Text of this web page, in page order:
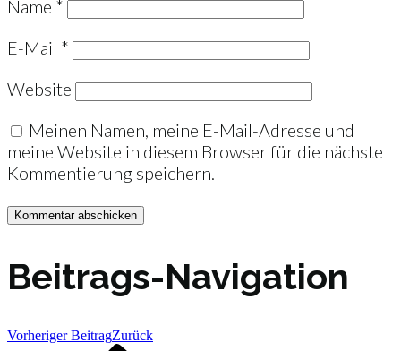
Name *
E-Mail *
Website
Meinen Namen, meine E-Mail-Adresse und
meine Website in diesem Browser für die nächste
Kommentierung speichern.
Beitrags-Navigation
Vorheriger BeitragZurück